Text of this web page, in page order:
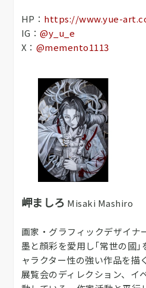
HP： https://www.yue-
IG： @y_u_e
X： @memento1113
岬ましろ Misaki Mashiro
画家・グラフィックデザイナ
墨と顔彩を愛用し｢常世の國
ャラクター性の強い作品を描
展覧会のディレクション、イ